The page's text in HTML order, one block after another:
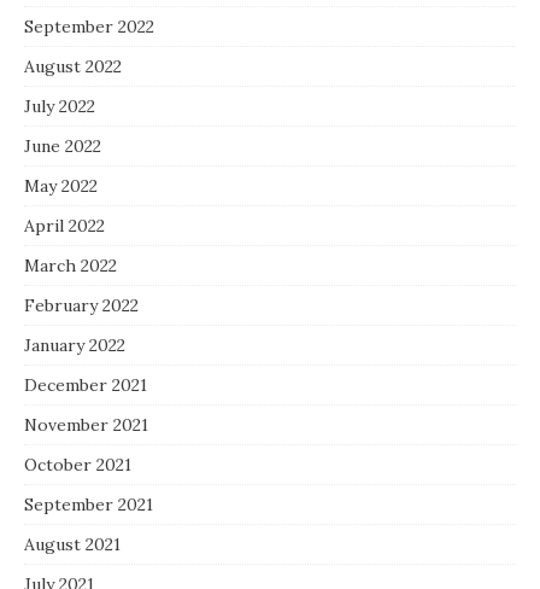
September 2022
August 2022
July 2022
June 2022
May 2022
April 2022
March 2022
February 2022
January 2022
December 2021
November 2021
October 2021
September 2021
August 2021
July 2021